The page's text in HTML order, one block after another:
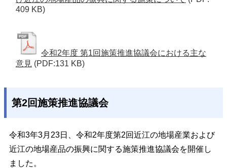
409 KB)
令和2年度 第1回施策推進協議会における主な
意見 (PDF:131 KB)
第2回施策推進協議会
令和3年3月23日、令和2年度第2回近江の地場産業および
近江の地場産品の振興に関する施策推進協議会を開催し
ました。